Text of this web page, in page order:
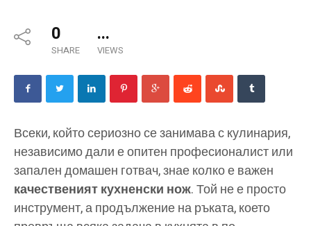
0
SHARE
...
VIEWS
Всеки, който сериозно се занимава с кулинария,
независимо дали е опитен професионалист или
запален домашен готвач, знае колко е важен
качественият кухненски нож. Той не е просто
инструмент, а продължение на ръката, което